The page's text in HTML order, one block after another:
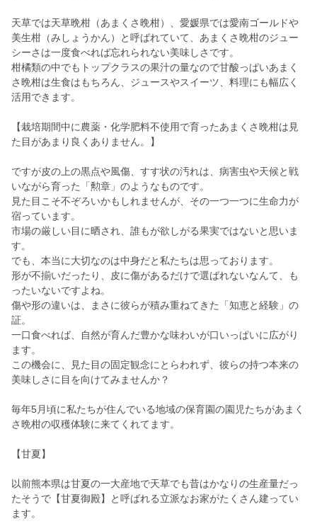
天草では天草晩柑（あまくさ晩柑）、愛媛県では愛南ゴールドや
美生柑（みしょうかん）と呼ばれていて、あまくさ晩柑のジュー
シーさは一度食べれば忘れられない美味しさです。
柑橘類の中でもトップクラスの果汁の量なので甘酸っぱいあまく
さ晩柑は生食はもちろん、ジュースやスイーツ、料理にも幅広く
活用できます。
【栽培期間中に農薬・化学肥料不使用で育ったあまくさ晩柑は見
た目があまり良くありません。】
ですが皮の上の黒点や風傷、すす状の汚れは、病害虫や天候と戦
いながら育った「勲章」のようなものです。
見た目こそ不ぞろいかもしれませんが、その一つ一つに生命力が
宿っています。
市場の厳しい目に晒され、誰もが欲しがる果実ではないと思いま
す。
でも、本当に大切なのは中身だと私たちは思っております。
形が不揃いだったり、皮に傷があるだけで選ばれないなんて、も
ったいないですよね。
傷や形の違いは、まさに彼らが積み重ねてきた「知恵と経験」の
証。
一口食べれば、自然が育んだ豊かな味わいが口いっぱいに広がり
ます。
この機会に、見た目の固定観念にとらわれず、彼らの持つ本来の
美味しさに目を向けてみませんか？
毎年5月頃に私たちが住んでいる地域の保育園の園児たちがあまく
さ晩柑の収穫体験に来てくれてます。
【甘夏】
以前熊本県は甘夏の一大産地で天草でも昔はかなりの生産量だっ
たそうで【甘夏御殿】と呼ばれる立派なお家がたくさん建ってい
ます。